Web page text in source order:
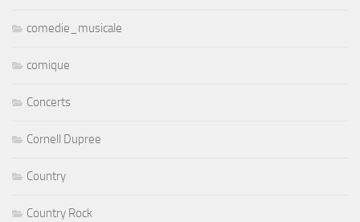
comedie_musicale
comique
Concerts
Cornell Dupree
Country
Country Rock